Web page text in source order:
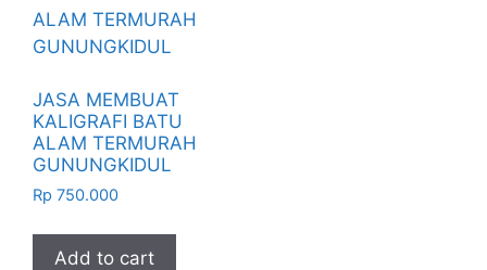
JASA MEMBUAT
KALIGRAFI BATU
ALAM TERMURAH
GUNUNGKIDUL
Rp 750.000
Add to cart